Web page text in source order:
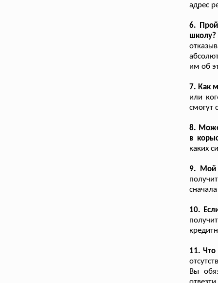
адрес
6.
школу?
им об
7. Как
или
смогут
8.
в
каких
9. Мой
10.
11. Что
Вы